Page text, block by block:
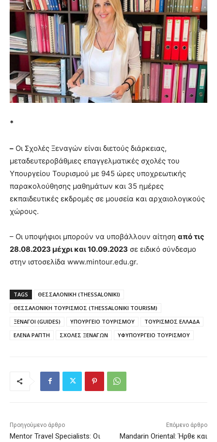
*
– Οι Σχολές Ξεναγών είναι διετούς διάρκειας,
μεταδευτεροβάθμιες επαγγελματικές σχολές του
Υπουργείου Τουρισμού με 945 ώρες υποχρεωτικής
παρακολούθησης μαθημάτων και 35 ημέρες
εκπαιδευτικές εκδρομές σε μουσεία και αρχαιολογικούς
χώρους.
– Οι υποψήφιοι μπορούν να υποβάλλουν αίτηση από τις
28.08.2023 μέχρι και 10.09.2023 σε ειδικό σύνδεσμο
στην ιστοσελίδα www.mintour.edu.gr.
TAGS
ΘΕΣΣΑΛΟΝΙΚΗ (THESSALONIKI)
ΘΕΣΣΑΛΟΝΙΚΗ ΤΟΥΡΙΣΜΟΣ (THESSALONIKI TOURISM)
ΞΕΝΑΓΟΙ (GUIDES)
ΥΠΟΥΡΓΕΙΟ ΤΟΥΡΙΣΜΟΥ
ΤΟΥΡΙΣΜΟΣ ΕΛΛΑΔΑ
ΕΛΕΝΑ ΡΑΠΤΗ
ΣΧΟΛΕΣ ΞΕΝΑΓΩΝ ΥΦΥΠΟΥΡΓΕΙΟ ΤΟΥΡΙΣΜΟΥ
Προηγούμενο άρθρο
Mentor Travel Specialists: Οι
Επόμενο άρθρο
Mandarin Oriental: Ήρθε και